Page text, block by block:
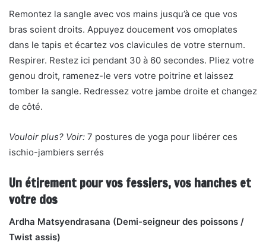
Remontez la sangle avec vos mains jusqu’à ce que vos
bras soient droits. Appuyez doucement vos omoplates
dans le tapis et écartez vos clavicules de votre sternum.
Respirer. Restez ici pendant 30 à 60 secondes. Pliez votre
genou droit, ramenez-le vers votre poitrine et laissez
tomber la sangle. Redressez votre jambe droite et changez
de côté.
Vouloir plus? Voir: 7 postures de yoga pour libérer ces
ischio-jambiers serrés
Un étirement pour vos fessiers, vos hanches et
votre dos
Ardha Matsyendrasana (Demi-seigneur des poissons /
Twist assis)